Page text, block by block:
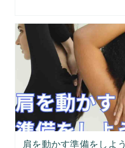
肩を動かす準備をしよう